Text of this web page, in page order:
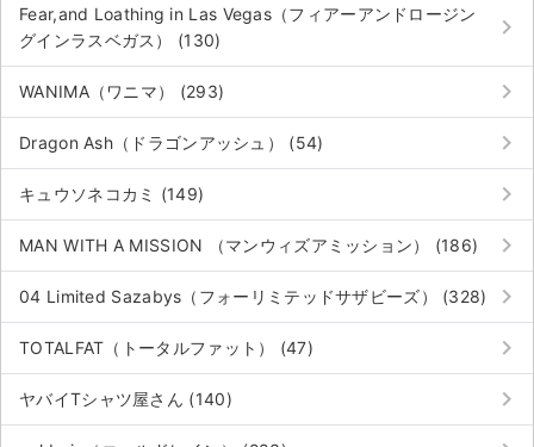
Fear,and Loathing in Las Vegas（フィアーアンドロージン
グインラスベガス） (130)
keyboard_arrow_right
WANIMA（ワニマ） (293) keyboard_arrow_right
Dragon Ash（ドラゴンアッシュ） (54) keyboard_arrow_right
キュウソネコカミ (149) keyboard_arrow_right
MAN WITH A MISSION （マンウィズアミッション） (186) keyboard_arrow_right
04 Limited Sazabys（フォーリミテッドサザビーズ） (328) keyboard_arrow_right
TOTALFAT（トータルファット） (47) keyboard_arrow_right
ヤバイTシャツ屋さん (140) keyboard_arrow_right